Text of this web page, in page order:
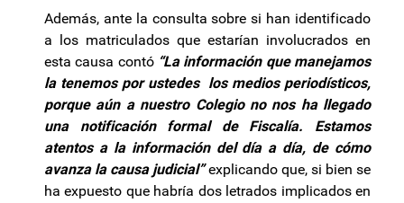
Además, ante la consulta sobre si han identificado
a los matriculados que estarían involucrados en
esta causa contó “La información que manejamos
la tenemos por ustedes los medios periodísticos,
porque aún a nuestro Colegio no nos ha llegado
una notificación formal de Fiscalía. Estamos
atentos a la información del día a día, de cómo
avanza la causa judicial”explicando que, si bien se
ha expuesto que habría dos letrados implicados en